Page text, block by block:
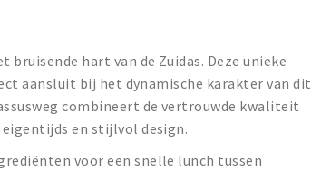
hart van de Zuidas. Deze unieke
aansluit bij het dynamische karakter van dit
combineert de vertrouwde kwaliteit
en stijlvol design.
voor een snelle lunch tussen